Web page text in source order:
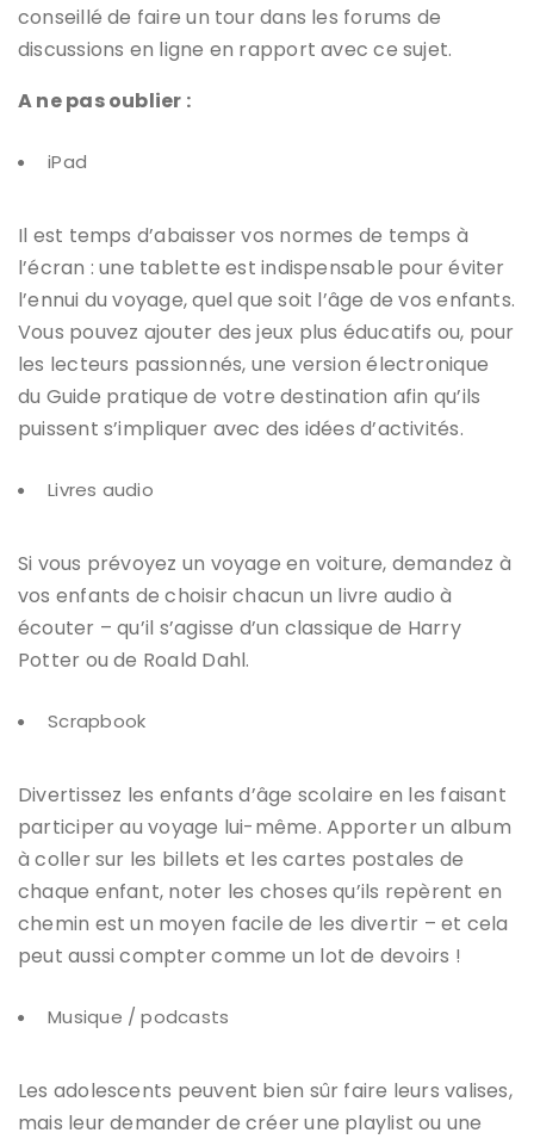
conseillé de faire un tour dans les forums de
discussions en ligne en rapport avec ce sujet.
A ne pas oublier :
iPad
Il est temps d’abaisser vos normes de temps à
l’écran : une tablette est indispensable pour éviter
l’ennui du voyage, quel que soit l’âge de vos enfants.
Vous pouvez ajouter des jeux plus éducatifs ou, pour
les lecteurs passionnés, une version électronique
du Guide pratique de votre destination afin qu’ils
puissent s’impliquer avec des idées d’activités.
Livres audio
Si vous prévoyez un voyage en voiture, demandez à
vos enfants de choisir chacun un livre audio à
écouter – qu’il s’agisse d’un classique de Harry
Potter ou de Roald Dahl.
Scrapbook
Divertissez les enfants d’âge scolaire en les faisant
participer au voyage lui-même. Apporter un album
à coller sur les billets et les cartes postales de
chaque enfant, noter les choses qu’ils repèrent en
chemin est un moyen facile de les divertir – et cela
peut aussi compter comme un lot de devoirs !
Musique / podcasts
Les adolescents peuvent bien sûr faire leurs valises,
mais leur demander de créer une playlist ou une